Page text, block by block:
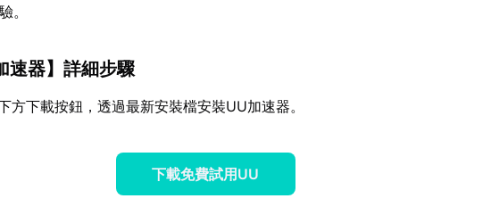
。
速器】詳細步驟
方下載按鈕，透過最新安裝檔安裝UU加速器。
下載免費試用UU